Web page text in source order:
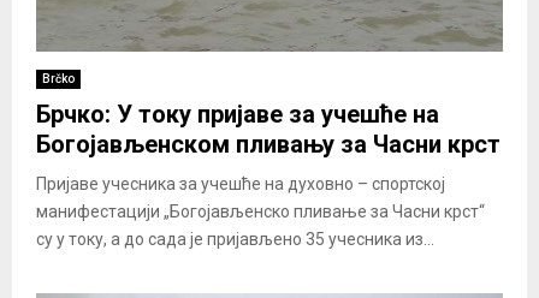
Brčko
Брчко: У току пријаве за учешће на
Богојављенском пливању за Часни крст
Пријаве учесника за учешће на духовно – спортској
манифестацији „Богојављенско пливање за Часни крст“
су у току, а до сада је пријављено 35 учесника из...